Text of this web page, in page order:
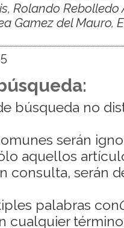
Rolando
Gamez del Mauro,
búsqueda no
serán
aquellos
consulta, serán
palabras con
cualquier